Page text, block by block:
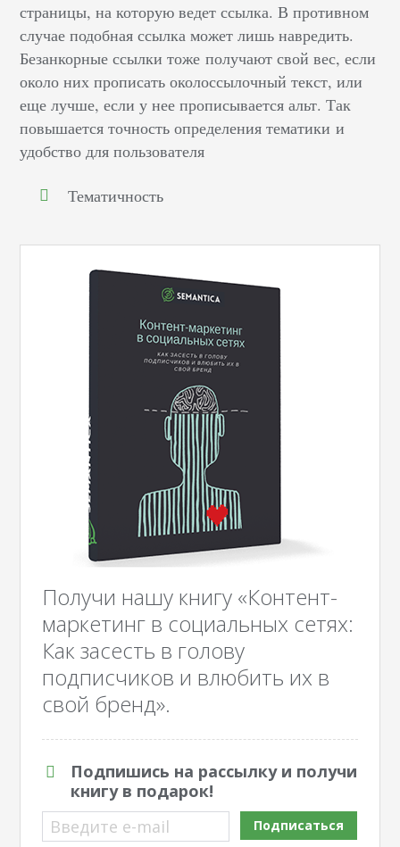
страницы, на которую ведет ссылка. В противном
случае подобная ссылка может лишь навредить.
Безанкорные ссылки тоже получают свой вес, если
около них прописать околоссылочный текст, или
еще лучше, если у нее прописывается альт. Так
повышается точность определения тематики и
удобство для пользователя
Тематичность
Получи нашу книгу «Контент-
маркетинг в социальных сетях:
Как засесть в голову
подписчиков и влюбить их в
свой бренд».
Подпишись на рассылку и получи
книгу в подарок!
Введите e-mail
Подписаться